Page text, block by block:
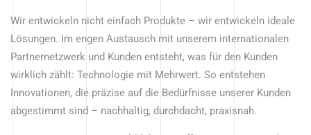
Wir entwickeln nicht einfach Produkte – wir entwickeln ideale
Lösungen. Im engen Austausch mit unserem internationalen
Partnernetzwerk und Kunden entsteht, was für den Kunden
wirklich zählt: Technologie mit Mehrwert. So entstehen
Innovationen, die präzise auf die Bedürfnisse unserer Kunden
abgestimmt sind – nachhaltig, durchdacht, praxisnah.